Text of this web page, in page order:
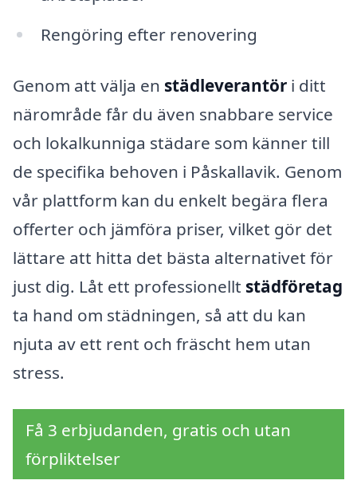
Rengöring efter renovering
Genom att välja en städleverantör i ditt
närområde får du även snabbare service
och lokalkunniga städare som känner till
de specifika behoven i Påskallavik. Genom
vår plattform kan du enkelt begära flera
offerter och jämföra priser, vilket gör det
lättare att hitta det bästa alternativet för
just dig. Låt ett professionellt städföretag
ta hand om städningen, så att du kan
njuta av ett rent och fräscht hem utan
stress.
Få 3 erbjudanden, gratis och utan
förpliktelser